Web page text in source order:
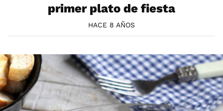
primer plato de fiesta
HACE 8 AÑOS